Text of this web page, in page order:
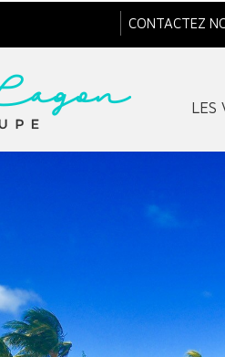
CONTACTEZ
LES